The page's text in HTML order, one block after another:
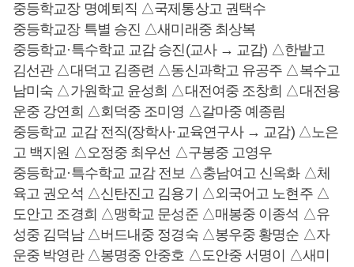
중등학교장 명예퇴직 △국제통상고 권택수
중등학교장 특별 승진 △새미래중 최상복
중등학교·특수학교 교감 승진(교사 → 교감) △한밭고
김선관 △대덕고 김종련 △동신과학고 유공주 △복수고
남미숙 △가원학교 윤성희 △대전여중 조창희 △대전용
운중 강연희 △회덕중 조미영 △갈마중 예종림
중등학교 교감 전직(장학사·교육연구사 → 교감) △노은
고 백지원 △오정중 최우선 △구봉중 고영우
중등학교·특수학교 교감 전보 △충남여고 신옥화 △체
육고 권오석 △신탄진고 김용기 △외국어고 노현주 △
도안고 조경희 △맹학교 문성준 △매봉중 이종석 △유
성중 김덕남 △버드내중 정경숙 △봉우중 황명순 △자
운중 박영란 △봉명중 안중호 △도안중 서명이 △새미